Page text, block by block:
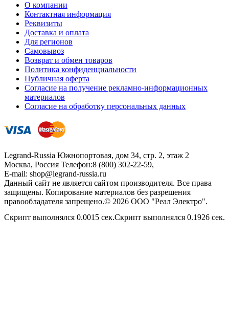
О компании
Контактная информация
Реквизиты
Доставка и оплата
Для регионов
Самовывоз
Возврат и обмен товаров
Политика конфиденциальности
Публичная оферта
Согласие на получение рекламно-информационных
материалов
Согласие на обработку персональных данных
Legrand-Russia Южнопортовая, дом 34, стр. 2, этаж 2
Москва, Россия Телефон:8 (800) 302-22-59,
E-mail: shop@legrand-russia.ru
Данный сайт не является сайтом производителя. Все права
защищены. Копирование материалов без разрешения
правообладателя запрещено.© 2026 ООО "Реал Электро".
Скрипт выполнялся 0.0015 сек.Скрипт выполнялся 0.1926 сек.